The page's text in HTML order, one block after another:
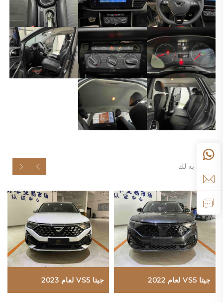
موصى به لك
جيتا VS5 لعام 2022 جيتا VS5 لعام 2023